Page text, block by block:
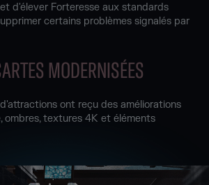
d'élever Forteresse aux standards
certains problèmes signalés par
MODERNISÉES
ont reçu des améliorations
ombres, textures 4K et éléments